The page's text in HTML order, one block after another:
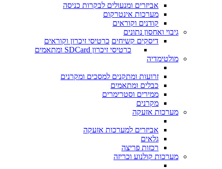
אביזרים ומנעולים לבקרות כניסה
מערכות אינטרקום
קודנים וקוראים
גיבוי ואחסון נתונים
דיסקים קשיחים כרטיסי זיכרון וקוראים
כרטיסי זיכרון SDCard ומתאמים
מולטימדיה
זרועות ומתקנים למסכים ומקרנים
כבלים ומתאמים
ממירים וסטרימרים
מקרנים
מערכות אזעקה
אביזרים למערכות אזעקה
גלאים
רכזות פריצה
מערכות קולנוע וכריזה